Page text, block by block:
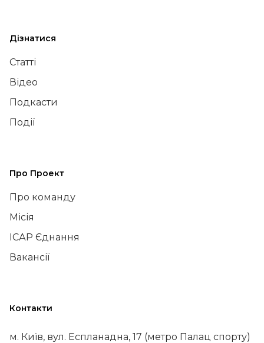
Дізнатися
Статті
Відео
Подкасти
Події
Про Проект
Про команду
Місія
ІСАР Єднання
Вакансії
Контакти
м. Київ, вул. Еспланадна, 17 (метро Палац спорту)